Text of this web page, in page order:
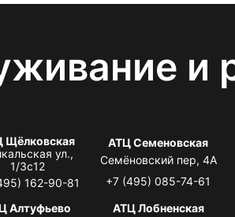
и
Щёлковская
ул.,
1/3с12
162-90-81
АТЦ Семеновская
Семёновский пер, 4А
+7 (495) 085-74-61
Алтуфьево
АТЦ Лобненская